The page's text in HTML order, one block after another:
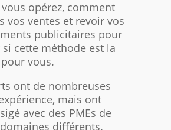
opérez, comment
vos ventes et revoir vos
publicitaires pour
cette méthode est la
vous.
ont de nombreuses
mais ont
avec des PMEs de
différents.